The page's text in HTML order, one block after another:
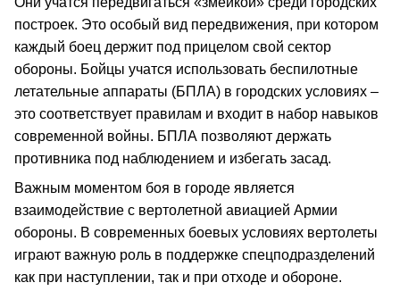
построек. Это особый вид передвижения, при котором
каждый боец держит под прицелом свой сектор
обороны. Бойцы учатся использовать беспилотные
летательные аппараты (БПЛА) в городских условиях –
это соответствует правилам и входит в набор навыков
современной войны. БПЛА позволяют держать
противника под наблюдением и избегать засад.
Важным моментом боя в городе является
взаимодействие с вертолетной авиацией Армии
обороны. В современных боевых условиях вертолеты
играют важную роль в поддержке спецподразделений
как при наступлении, так и при отходе и обороне.